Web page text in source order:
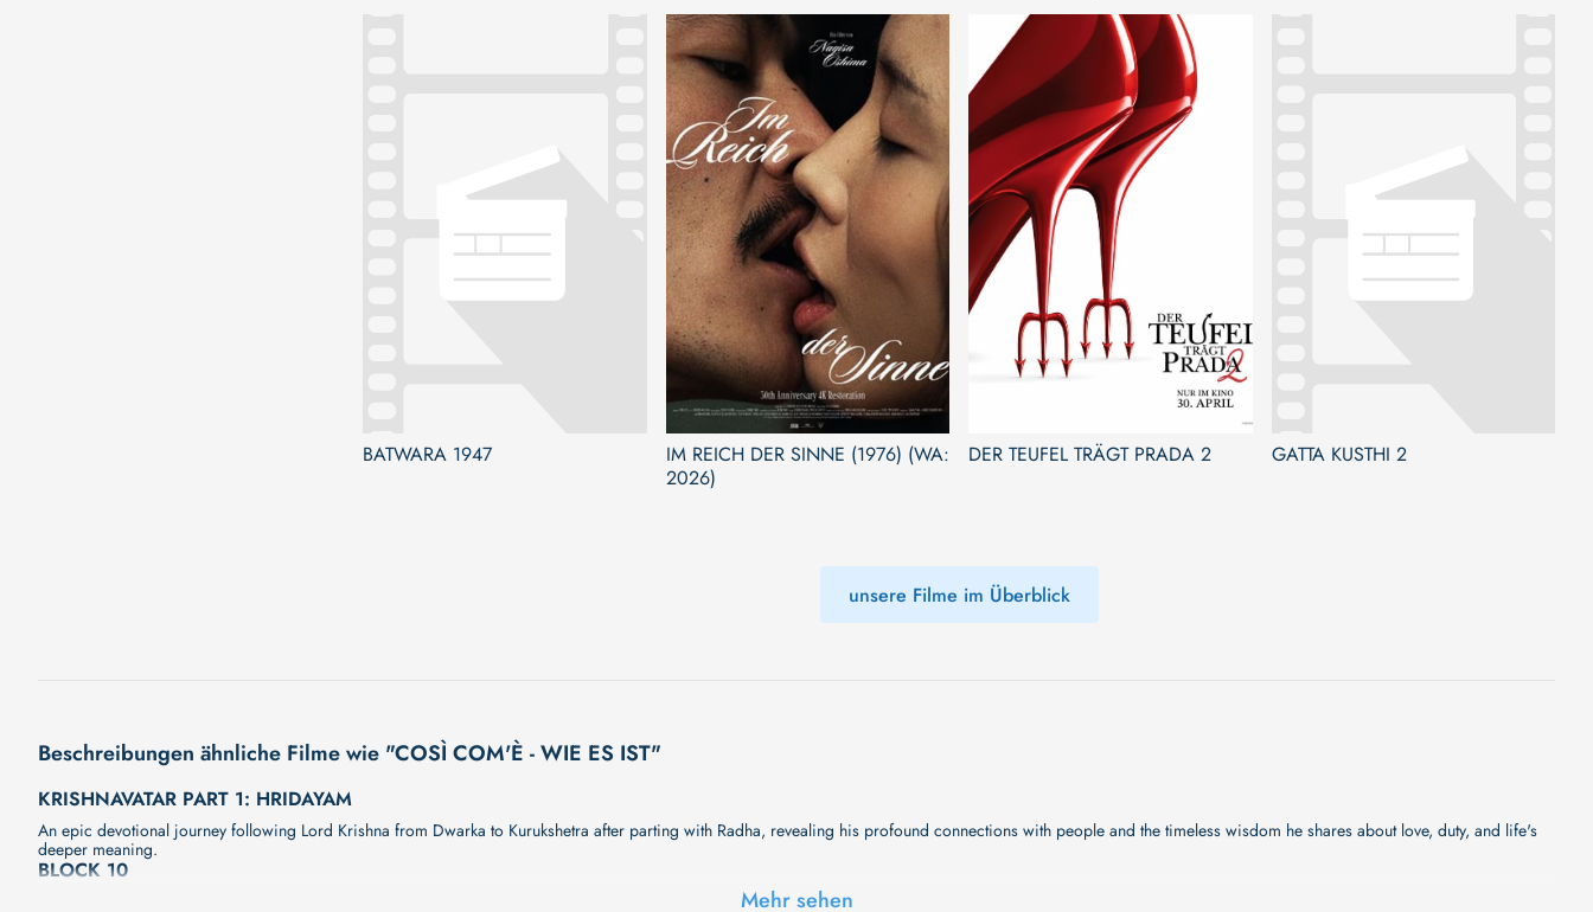
BATWARA 1947
IM REICH DER SINNE (1976) (WA:
2026)
DER TEUFEL TRÄGT PRADA 2 GATTA KUSTHI 2
unsere Filme im Überblick
Beschreibungen ähnliche Filme wie "COSÌ COM'È - WIE ES IST"
KRISHNAVATAR PART 1: HRIDAYAM
An epic devotional journey following Lord Krishna from Dwarka to Kurukshetra after parting with Radha, revealing his profound connections with people and the timeless wisdom he shares about love, duty, and life's
deeper meaning.
BLOCK 10
Unser neuer Film "BLOCK 10" wird Sie bald mit seiner großartigen Geschichte überraschen. Wir haben noch keine vollständige Beschreibung, aber wir können Ihnen versprechen, dass sie bald erscheinen wird. Eine
Mehr sehen